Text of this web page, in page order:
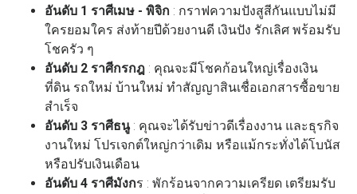
อันดับ 1 ราศีเมษ - พิจิก : กราฟความปังสูสีกันแบบไม่มี
ใครยอมใคร ส่งท้ายปีด้วยงานดี เงินปัง รักเลิศ พร้อมรับ
โชครัว ๆ
อันดับ 2 ราศีกรกฎ : คุณจะมีโชคก้อนใหญ่เรื่องเงิน
ที่ดิน รถใหม่ บ้านใหม่ ทำสัญญาสินเชื่อเอกสารซื้อขาย
สำเร็จ
อันดับ 3 ราศีธนู: คุณจะได้รับข่าวดีเรื่องงาน และธุรกิจ
งานใหม่ โปรเจกต์ใหญ่กว่าเดิม หรือแม้กระทั่งได้โบนัส
หรือปรับเงินเดือน
อันดับ 4 ราศีมังกร : พักร้อนจากความเครียด เตรียมรับ